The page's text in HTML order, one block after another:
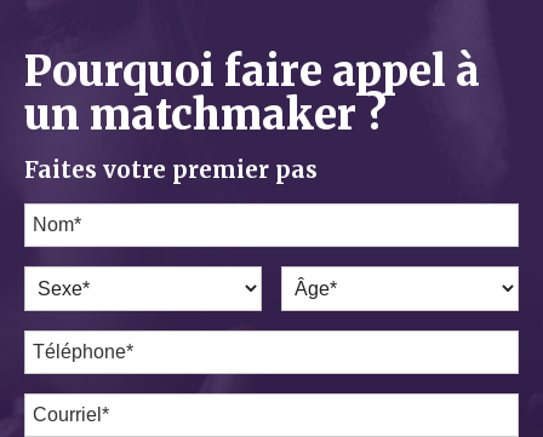
Pourquoi faire appel à
un matchmaker ?
Faites votre premier pas